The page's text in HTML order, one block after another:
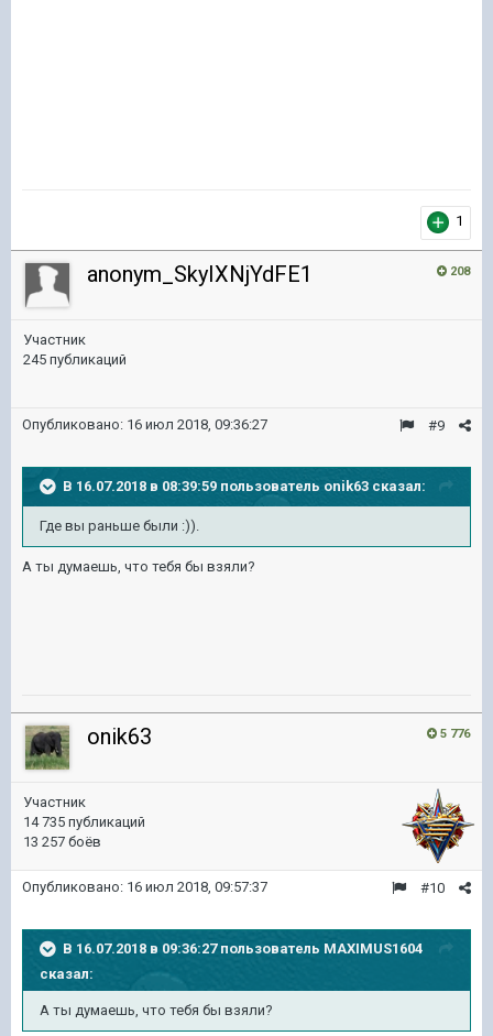
1
208
anonym_SkyIXNjYdFE1
Участник
245 публикаций
#9
Опубликовано: 16 июл 2018, 09:36:27
В 16.07.2018 в 08:39:59 пользователь onik63 сказал:
Где вы раньше были :)).
А ты думаешь, что тебя бы взяли?
5 776
onik63
Участник
14 735 публикаций
13 257 боёв
#10
Опубликовано: 16 июл 2018, 09:57:37
В 16.07.2018 в 09:36:27 пользователь MAXIMUS1604
сказал:
А ты думаешь, что тебя бы взяли?